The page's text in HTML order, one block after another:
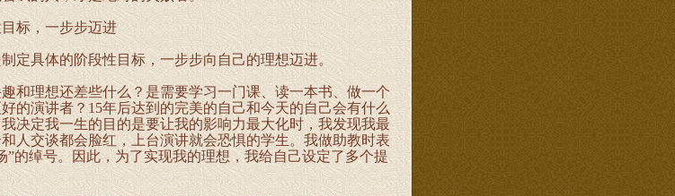
标，一步步迈进
具体的阶段性目标，一步步向自己的理想迈进。
理想还差些什么？是需要学习一门课、读一本书、做一个
的演讲者？15年后达到的完美的自己和今天的自己会有什么
决定我一生的目的是要让我的影响力最大化时，我发现我最
人交谈都会脸红，上台演讲就会恐惧的学生。我做助教时表
的绰号。因此，为了实现我的理想，我给自己设定了多个提